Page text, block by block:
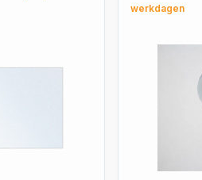
werkdagen